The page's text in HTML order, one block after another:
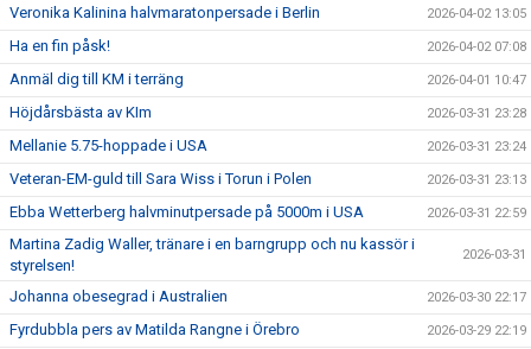
Veronika Kalinina halvmaratonpersade i Berlin 2026-04-02 13:05
Ha en fin påsk! 2026-04-02 07:08
Anmäl dig till KM i terräng 2026-04-01 10:47
Höjdårsbästa av KIm 2026-03-31 23:28
Mellanie 5.75-hoppade i USA 2026-03-31 23:24
Veteran-EM-guld till Sara Wiss i Torun i Polen 2026-03-31 23:13
Ebba Wetterberg halvminutpersade på 5000m i USA 2026-03-31 22:59
Martina Zadig Waller, tränare i en barngrupp och nu kassör i
styrelsen!
2026-03-31
Johanna obesegrad i Australien 2026-03-30 22:17
Fyrdubbla pers av Matilda Rangne i Örebro 2026-03-29 22:19